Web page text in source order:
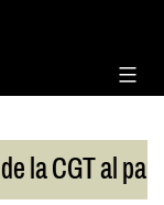
CGT al paro